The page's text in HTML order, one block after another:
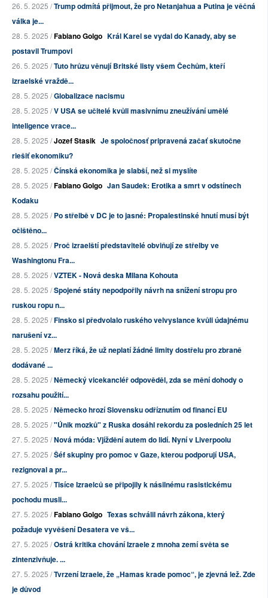
26. 5. 2025 /Trump odmítá přijmout, že pro Netanjahua a Putina je věčná
válka je...
28. 5. 2025 /Fabiano Golgo Král Karel se vydal do Kanady, aby se
postavil Trumpovi
26. 5. 2025 /Tuto hrůzu věnují Britské listy všem Čechům, kteří
izraelské vraždě...
28. 5. 2025 /Globalizace nacismu
28. 5. 2025 /V USA se učitelé kvůli masivnímu zneužívání umělé
inteligence vrace...
28. 5. 2025 /Jozef Stasik Je spoločnosť pripravená začať skutočne
riešiť ekonomiku?
28. 5. 2025 /Čínská ekonomika je slabší, než si myslíte
28. 5. 2025 /Fabiano Golgo Jan Saudek: Erotika a smrt v odstínech
Kodaku
28. 5. 2025 /Po střelbě v DC je to jasné: Propalestinské hnutí musí být
očištěno...
28. 5. 2025 /Proč izraelští představitelé obviňují ze střelby ve
Washingtonu Fra...
28. 5. 2025 /VZTEK - Nová deska MIlana Kohouta
28. 5. 2025 /Spojené státy nepodpořily návrh na snížení stropu pro
ruskou ropu n...
28. 5. 2025 /Finsko si předvolalo ruského velvyslance kvůli údajnému
narušení vz...
28. 5. 2025 /Merz říká, že už neplatí žádné limity dostřelu pro zbraně
dodávané ...
28. 5. 2025 /Německý vicekancléř odpověděl, zda se mění dohody o
rozsahu použití...
28. 5. 2025 /Německo hrozí Slovensku odříznutím od financí EU
28. 5. 2025 /"Únik mozků" z Ruska dosáhl rekordu za posledních 25 let
27. 5. 2025 /Nová móda: Vjíždění autem do lidí. Nyní v Liverpoolu
27. 5. 2025 /Šéf skupiny pro pomoc v Gaze, kterou podporují USA,
rezignoval a pr...
27. 5. 2025 /Tisíce Izraelců se připojily k násilnému rasistickému
pochodu musli...
27. 5. 2025 /Fabiano Golgo Texas schválil návrh zákona, který
požaduje vyvěšení Desatera ve vš...
27. 5. 2025 /Ostrá kritika chování Izraele z mnoha zemí světa se
zintenzivňuje. ...
27. 5. 2025 /Tvrzení Izraele, že „Hamas krade pomoc“, je zjevná lež. Zde
je důvod